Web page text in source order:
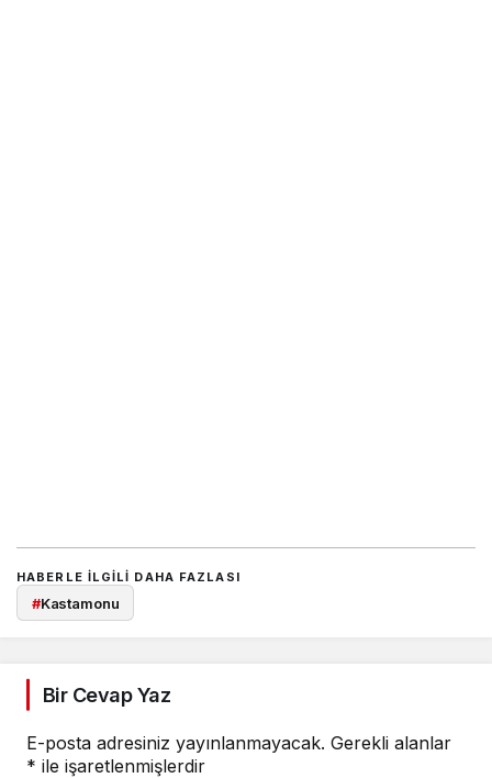
HABERLE ILGILI DAHA FAZLASI
#Kastamonu
Bir Cevap Yaz
E-posta adresiniz yayınlanmayacak. Gerekli alanlar
* ile işaretlenmişlerdir